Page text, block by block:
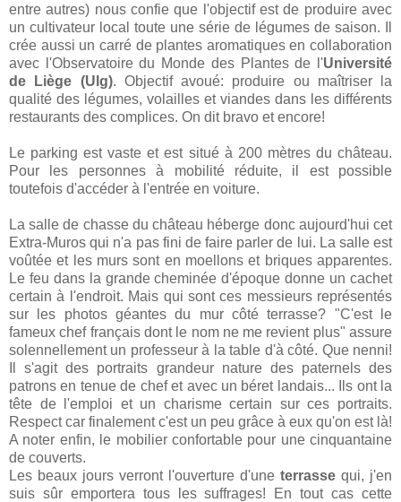
entre autres) nous confie que l'objectif est de produire avec
un cultivateur local toute une série de légumes de saison. Il
crée aussi un carré de plantes aromatiques en collaboration
avec l'Observatoire du Monde des Plantes de l'Université
de Liège (Ulg). Objectif avoué: produire ou maîtriser la
qualité des légumes, volailles et viandes dans les différents
restaurants des complices. On dit bravo et encore!
Le parking est vaste et est situé à 200 mètres du château.
Pour les personnes à mobilité réduite, il est possible
toutefois d'accéder à l'entrée en voiture.
La salle de chasse du château héberge donc aujourd'hui cet
Extra-Muros qui n'a pas fini de faire parler de lui. La salle est
voûtée et les murs sont en moellons et briques apparentes.
Le feu dans la grande cheminée d'époque donne un cachet
certain à l'endroit. Mais qui sont ces messieurs représentés
sur les photos géantes du mur côté terrasse? "C'est le
fameux chef français dont le nom ne me revient plus" assure
solennellement un professeur à la table d'à côté. Que nenni!
Il s'agit des portraits grandeur nature des paternels des
patrons en tenue de chef et avec un béret landais... Ils ont la
tête de l'emploi et un charisme certain sur ces portraits.
Respect car finalement c'est un peu grâce à eux qu'on est là!
A noter enfin, le mobilier confortable pour une cinquantaine
de couverts.
Les beaux jours verront l'ouverture d'une terrasse qui, j'en
suis sûr emportera tous les suffrages! En tout cas cette